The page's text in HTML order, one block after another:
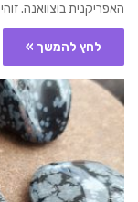
האפריקנית בוצוואנה.
לחץ להמשך »